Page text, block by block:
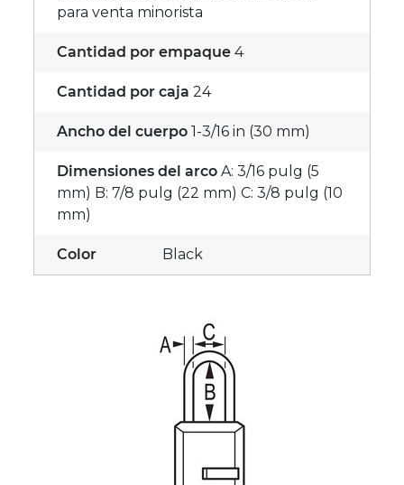
para venta minorista
Cantidad por empaque 4
Cantidad por caja 24
Ancho del cuerpo 1-3/16 in (30 mm)
Dimensiones del arco A: 3/16 pulg (5
mm) B: 7/8 pulg (22 mm) C: 3/8 pulg (10
mm)
Color Black